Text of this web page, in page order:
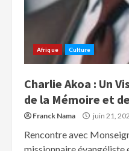
Afrique Culture
Charlie Akoa : Un
de la Mémoire et
Franck Nama juin 21,
Rencontre avec